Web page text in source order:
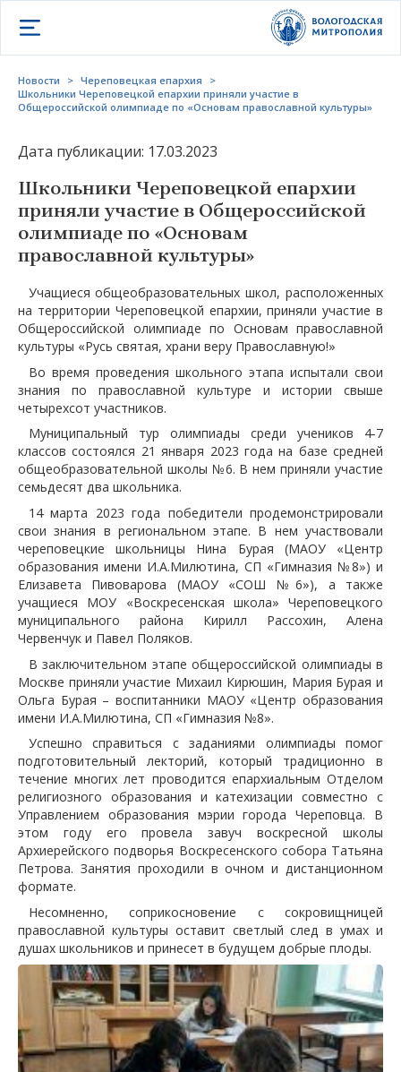
Открыть меню
Новости > Череповецкая епархия
>
Школьники Череповецкой епархии приняли участие в
Общероссийской олимпиаде по «Основам православной культуры»
Дата публикации: 17.03.2023
Школьники Череповецкой епархии
приняли участие в Общероссийской
олимпиаде по «Основам
православной культуры»
Учащиеся общеобразовательных школ, расположенных
на территории Череповецкой епархии, приняли участие в
Общероссийской олимпиаде по Основам православной
культуры «Русь святая, храни веру Православную!»
Во время проведения школьного этапа испытали свои
знания по православной культуре и истории свыше
четырехсот участников.
Муниципальный тур олимпиады среди учеников 4-7
классов состоялся 21 января 2023 года на базе средней
общеобразовательной школы №6. В нем приняли участие
семьдесят два школьника.
14 марта 2023 года победители продемонстрировали
свои знания в региональном этапе. В нем участвовали
череповецкие школьницы Нина Бурая (МАОУ «Центр
образования имени И.А.Милютина, СП «Гимназия №8») и
Елизавета Пивоварова (МАОУ «СОШ №6»), а также
учащиеся МОУ «Воскресенская школа» Череповецкого
муниципального района Кирилл Рассохин, Алена
Червенчук и Павел Поляков.
В заключительном этапе общероссийской олимпиады в
Москве приняли участие Михаил Кирюшин, Мария Бурая и
Ольга Бурая – воспитанники МАОУ «Центр образования
имени И.А.Милютина, СП «Гимназия №8».
Успешно справиться с заданиями олимпиады помог
подготовительный лекторий, который традиционно в
течение многих лет проводится епархиальным Отделом
религиозного образования и катехизации совместно с
Управлением образования мэрии города Череповца. В
этом году его провела завуч воскресной школы
Архиерейского подворья Воскресенского собора Татьяна
Петрова. Занятия проходили в очном и дистанционном
формате.
Несомненно, соприкосновение с сокровищницей
православной культуры оставит светлый след в умах и
душах школьников и принесет в будущем добрые плоды.